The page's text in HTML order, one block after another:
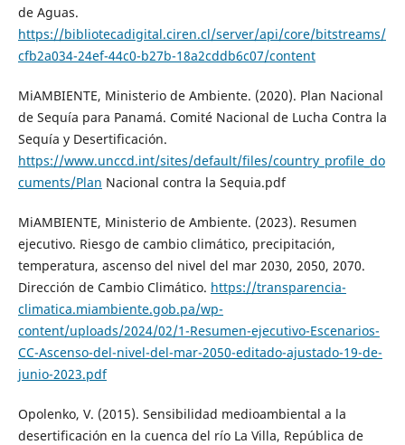
de Aguas.
https://bibliotecadigital.ciren.cl/server/api/core/bitstreams/
cfb2a034-24ef-44c0-b27b-18a2cddb6c07/content
MiAMBIENTE, Ministerio de Ambiente. (2020). Plan Nacional
de Sequía para Panamá. Comité Nacional de Lucha Contra la
Sequía y Desertificación.
https://www.unccd.int/sites/default/files/country_profile_do
cuments/Plan Nacional contra la Sequia.pdf
MiAMBIENTE, Ministerio de Ambiente. (2023). Resumen
ejecutivo. Riesgo de cambio climático, precipitación,
temperatura, ascenso del nivel del mar 2030, 2050, 2070.
Dirección de Cambio Climático. https://transparencia-
climatica.miambiente.gob.pa/wp-
content/uploads/2024/02/1-Resumen-ejecutivo-Escenarios-
CC-Ascenso-del-nivel-del-mar-2050-editado-ajustado-19-de-
junio-2023.pdf
Opolenko, V. (2015). Sensibilidad medioambiental a la
desertificación en la cuenca del río La Villa, República de